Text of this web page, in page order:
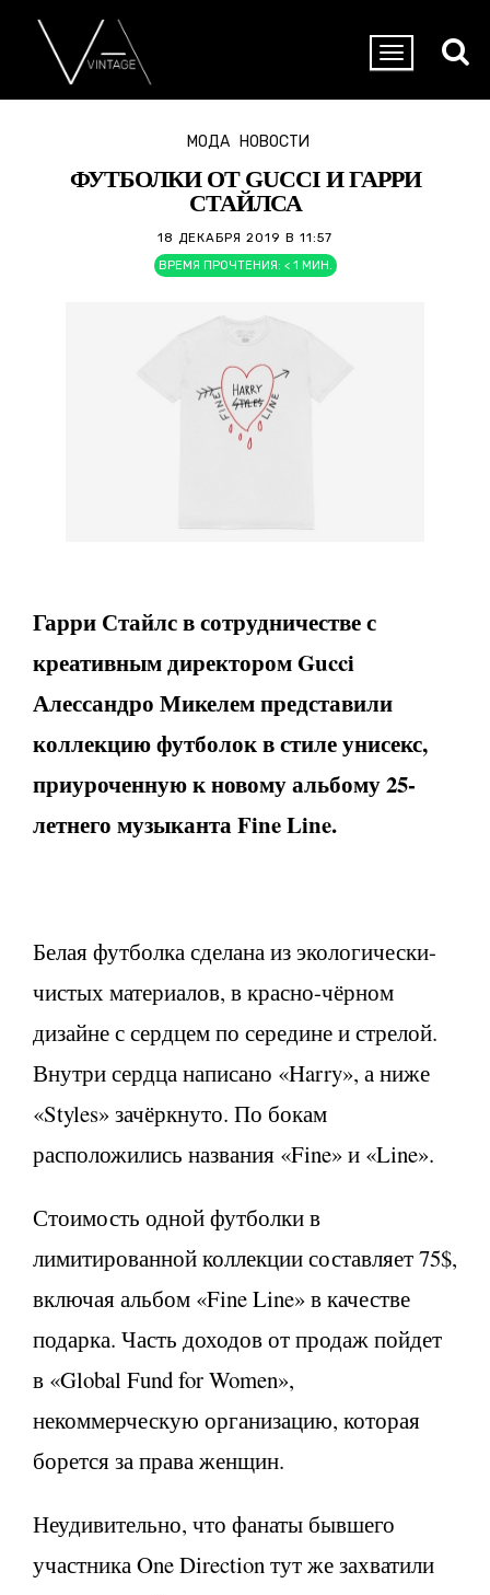
МОДА НОВОСТИ
ФУТБОЛКИ ОТ GUCCI И ГАРРИ
СТАЙЛСА
18 ДЕКАБРЯ 2019 В 11:57
ВРЕМЯ ПРОЧТЕНИЯ: < 1 МИН.
Гарри Стайлс в сотрудничестве с
креативным директором Gucci
Алессандро Микелем представили
коллекцию футболок в стиле унисекс,
приуроченную к новому альбому 25-
летнего музыканта Fine Line.
Белая футболка сделана из экологически-
чистых материалов, в красно-чёрном
дизайне с сердцем по середине и стрелой.
Внутри сердца написано «Harry», а ниже
«Styles» зачёркнуто. По бокам
расположились названия «Fine» и «Line».
Стоимость одной футболки в
лимитированной коллекции составляет 75$,
включая альбом «Fine Line» в качестве
подарка. Часть доходов от продаж пойдет
в «Global Fund for Women»,
некоммерческую организацию, которая
борется за права женщин.
Неудивительно, что фанаты бывшего
участника One Direction тут же захватили